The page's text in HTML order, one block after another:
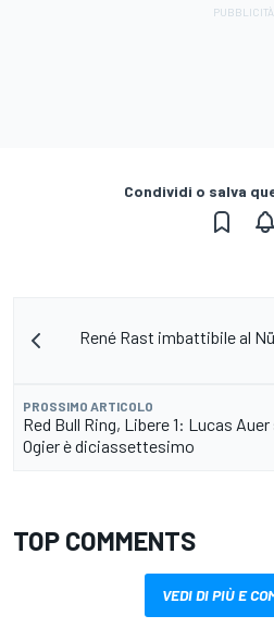
Condividi o salva
René Rast imbattibile al
PROSSIMO ARTICOLO
Red Bull Ring, Libere 1: Lucas
Ogier è diciassettesimo
TOP COMMENTS
VEDI DI PIÙ E